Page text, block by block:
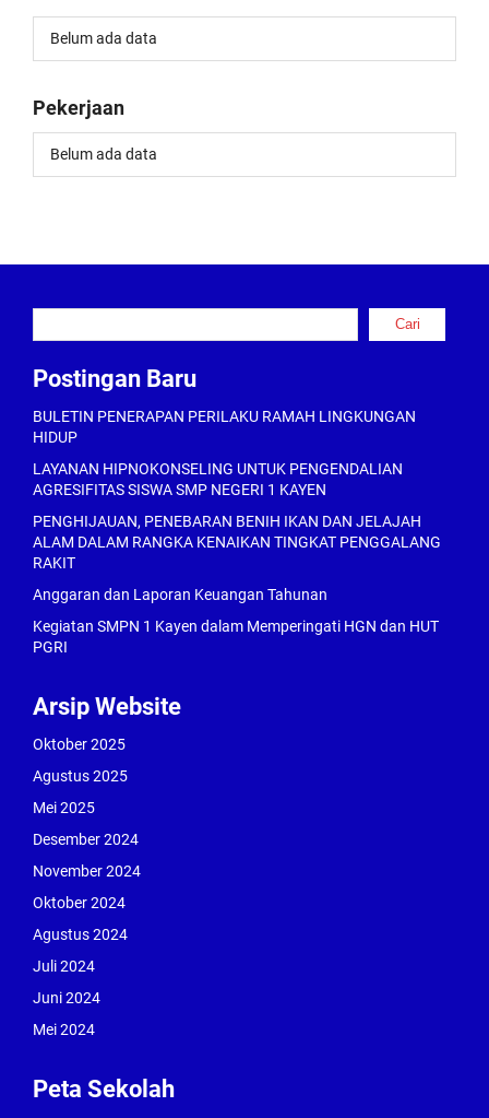
Belum ada data
Pekerjaan
Belum ada data
Cari
Postingan Baru
BULETIN PENERAPAN PERILAKU RAMAH LINGKUNGAN
HIDUP
LAYANAN HIPNOKONSELING UNTUK PENGENDALIAN
AGRESIFITAS SISWA SMP NEGERI 1 KAYEN
PENGHIJAUAN, PENEBARAN BENIH IKAN DAN JELAJAH
ALAM DALAM RANGKA KENAIKAN TINGKAT PENGGALANG
RAKIT
Anggaran dan Laporan Keuangan Tahunan
Kegiatan SMPN 1 Kayen dalam Memperingati HGN dan HUT
PGRI
Arsip Website
Oktober 2025
Agustus 2025
Mei 2025
Desember 2024
November 2024
Oktober 2024
Agustus 2024
Juli 2024
Juni 2024
Mei 2024
Peta Sekolah